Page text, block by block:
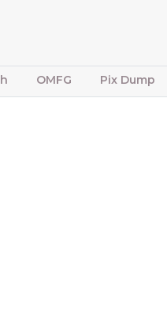
OMFG Pix Dump